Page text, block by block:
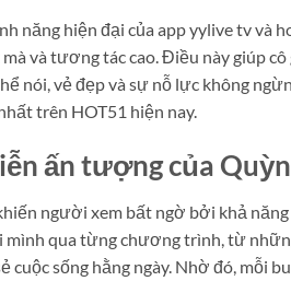
năng hiện đại của app yylive tv và
và tương tác cao. Điều này giúp
nói, vẻ đẹp và sự nỗ lực không
trên HOT51 hiện nay.
ấn tượng của
người xem bất ngờ bởi khả
mình qua từng chương trình, từ
cuộc sống hằng ngày. Nhờ đó, mỗi